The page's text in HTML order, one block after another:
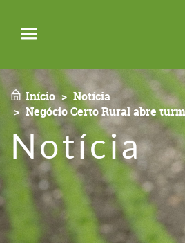
Início
Notícia
Negócio Certo Rural abre
Notícia